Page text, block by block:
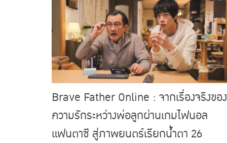
Brave Father Online : จากเรื่องจริงของ
ความรักระหว่างพ่อลูกผ่านเกมไฟนอล
แฟนตาซี สู่ภาพยนตร์เรียกน้ำตา 26